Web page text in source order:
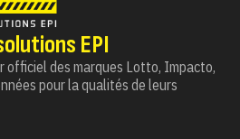
EPI
des marques Lotto, Impacto,
pour la qualités de leurs